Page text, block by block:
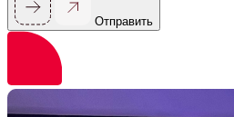
Отправить